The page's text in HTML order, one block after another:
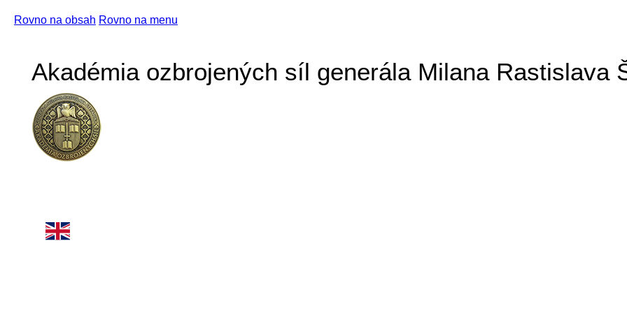
Rovno na obsah Rovno na menu
Akadémia ozbrojených síl generála Milana Rastislava